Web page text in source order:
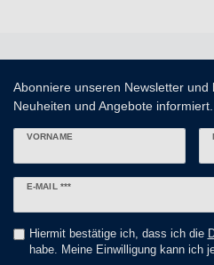
Abonniere unseren Newsletter
Neuheiten und Angebote informiert.
VORNAME
E-MAIL ***
Newsletter
Hiermit bestätige ich, dass ich die
habe. Meine Einwilligung kann ich